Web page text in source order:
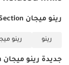
رينو ميجان Information Section
رينو رينو
جديدة رينو ميجان by Location
عن سيارة أوروبية